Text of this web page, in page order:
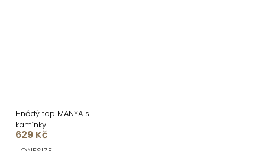
Hnědý top MANYA s
kamínky
629 Kč